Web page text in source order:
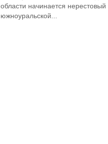
области начинается
южноуральской...